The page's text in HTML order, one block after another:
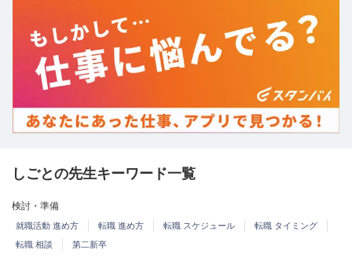
しごとの先生キーワード一覧
検討・準備
就職活動 進め方 転職 進め方 転職 スケジュール
転職 タイミング
転職 相談
第二新卒